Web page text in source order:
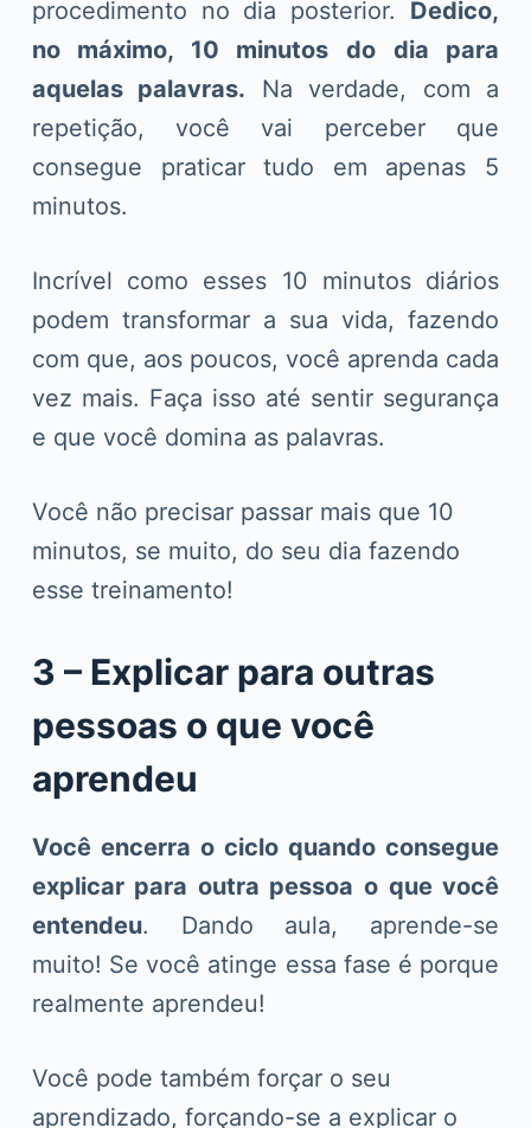
procedimento no dia posterior. Dedico,
no máximo, 10 minutos do dia para
aquelas palavras. Na verdade, com a
repetição, você vai perceber que
consegue praticar tudo em apenas 5
minutos.
Incrível como esses 10 minutos diários
podem transformar a sua vida, fazendo
com que, aos poucos, você aprenda cada
vez mais. Faça isso até sentir segurança
e que você domina as palavras.
Você não precisar passar mais que 10
minutos, se muito, do seu dia fazendo
esse treinamento!
3 – Explicar para outras
pessoas o que você
aprendeu
Você encerra o ciclo quando consegue
explicar para outra pessoa o que você
entendeu. Dando aula, aprende-se
muito! Se você atinge essa fase é porque
realmente aprendeu!
Você pode também forçar o seu
aprendizado, forçando-se a explicar o